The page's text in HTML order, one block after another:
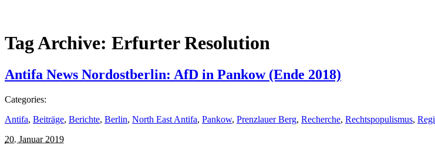
Tag Archive: Erfurter Resolution
Antifa News Nordostberlin: AfD in Pankow (Ende 2018)
Categories:
Antifa, Beiträge, Berichte, Berlin, North East Antifa, Pankow, Prenzlauer Berg, Recherche, Rechtspopulismus,
20. Januar 2019